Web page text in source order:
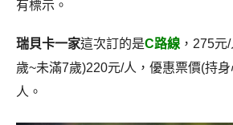
有標示。
瑞貝卡一家這次訂的是C路線 ，275
歲~未滿7歲)220元/人，優惠票價(持
人。